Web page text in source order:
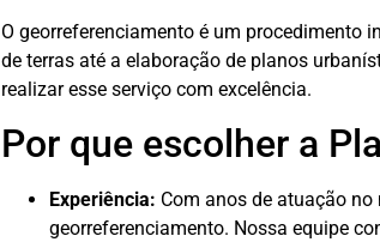
O georreferenciamento é um procedimento
de terras até a elaboração de planos
realizar esse serviço com excelência.
Por que escolher a
Experiência: Com anos de atuação
georreferenciamento. Nossa equipe